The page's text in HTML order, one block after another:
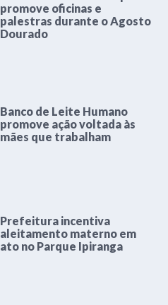
promove oficinas e
palestras durante o Agosto
Dourado
Banco de Leite Humano
promove ação voltada às
mães que trabalham
Prefeitura incentiva
aleitamento materno em
ato no Parque Ipiranga